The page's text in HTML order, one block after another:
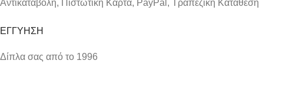
Αντικαταβολή, Πιστωτική Κάρτα, PayPal, Τραπεζική Kατάθεση
ΕΓΓΥΗΣΗ
Δίπλα σας από το 1996